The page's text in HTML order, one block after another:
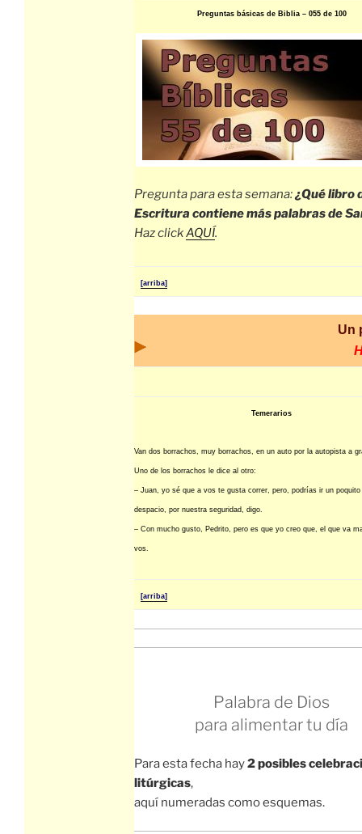
Preguntas básicas de Biblia – 055 de 100
Pregunta para esta semana:¿Qué libro
Escritura contiene más palabras de
Haz clickAQUÍ.
[arriba]
Un
Temerarios
Van dos borrachos, muy borrachos, en un auto por la autopista a
Uno de los borrachos le dice al otro:
– Juan, yo sé que a vos te gusta correr, pero, podrías ir un poquito
despacio, por nuestra seguridad, digo.
– Con mucho gusto, Pedrito, pero es que yo creo que, el que va
vos.
[arriba]
Palabra de Dios
para alimentar tu día
Para esta fecha hay2 posibles
litúrgicas,
aquí numeradas como esquemas.